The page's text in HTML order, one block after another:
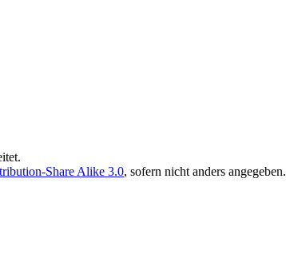
Share Alike 3.0, sofern nicht anders angegeben.